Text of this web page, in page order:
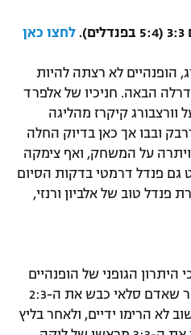
לחצו כאן
הופנהיים לא רצתה להיות
הבאה. חניכיו של אלפרד
עלו כבר ליתרון 0:2 על וורצבורג קיקרז מהליגה
ובבו אך כאן בדיוק החלה
על המשחק, ואף צימקה
גם פנדל דרמטי בדקות הסיום
פנדל טוב של אלביון ורנזי,
הגופני של הופנהיים
יבוא לידי ביטוי, במיוחד לאחר שאדם סלאי כבש את ה-2:3
לא הרימו ידיים, ולאחר בליץ